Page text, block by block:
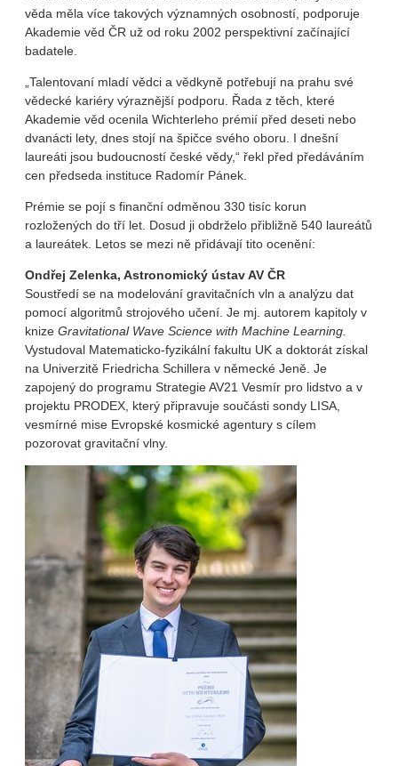
věda měla více takových významných osobností, podporuje
Akademie věd ČR už od roku 2002 perspektivní začínající
badatele.
„Talentovaní mladí vědci a vědkyně potřebují na prahu své
vědecké kariéry výraznější podporu. Řada z těch, které
Akademie věd ocenila Wichterleho prémií před deseti nebo
dvanácti lety, dnes stojí na špičce svého oboru. I dnešní
laureáti jsou budoucností české vědy,“ řekl před předáváním
cen předseda instituce Radomír Pánek.
Prémie se pojí s finanční odměnou 330 tisíc korun
rozložených do tří let. Dosud ji obdrželo přibližně 540 laureátů
a laureátek. Letos se mezi ně přidávají tito ocenění:
Ondřej Zelenka, Astronomický ústav AV ČR
Soustředí se na modelování gravitačních vln a analýzu dat
pomocí algoritmů strojového učení. Je mj. autorem kapitoly v
knize Gravitational Wave Science with Machine Learning.
Vystudoval Matematicko-fyzikální fakultu UK a doktorát získal
na Univerzitě Friedricha Schillera v německé Jeně. Je
zapojený do programu Strategie AV21 Vesmír pro lidstvo a v
projektu PRODEX, který připravuje součásti sondy LISA,
vesmírné mise Evropské kosmické agentury s cílem
pozorovat gravitační vlny.